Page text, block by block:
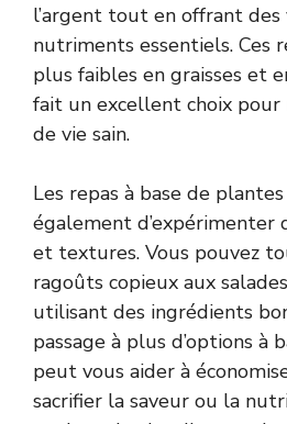
l’argent tout en offrant
nutriments essentiels. Ces
plus faibles en graisses et
fait un excellent choix
de vie sain.
Les repas à base de
également d’expérimenter
et textures. Vous pouvez
ragoûts copieux aux
utilisant des ingrédients
passage à plus d’options à
peut vous aider à
sacrifier la saveur ou la